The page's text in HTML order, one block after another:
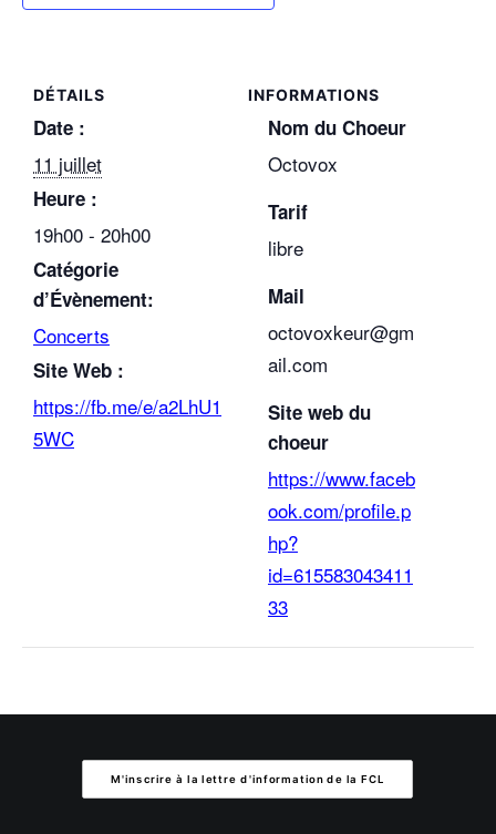
DÉTAILS
Date :
11 juillet
Heure :
19h00 - 20h00
Catégorie
d’Évènement:
Concerts
Site Web :
https://fb.me/e/a2LhU1
5WC
Nom du Choeur
Octovox
Tarif
libre
Mail
octovoxkeur@gm
ail.com
Site web du
choeur
https://www.faceb
ook.com/profile.p
hp?
id=615583043411
33
M'inscrire à la lettre d'information de la FCL